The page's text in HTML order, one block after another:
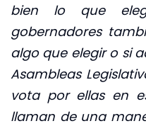
bien lo que
gobernadores
algo que elegir o si
Asambleas
vota por ellas en
llaman de una